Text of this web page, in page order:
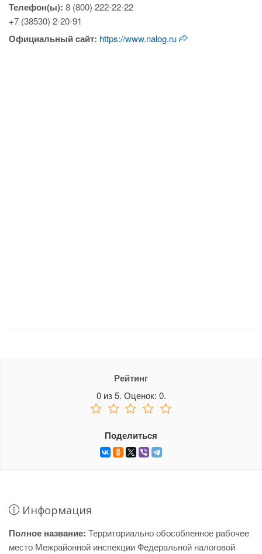
Телефон(ы): 8 (800) 222-22-22
+7 (38530) 2-20-91
Официальный cайт: https://www.nalog.ru
Рейтинг
0из5. Оценок: 0.
Поделиться
Информация
Полное название: Территориально обособленное рабочее
место Межрайонной инспекции Федеральной налоговой